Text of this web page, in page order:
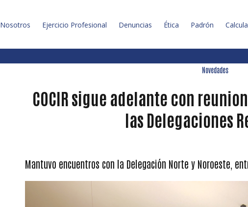
Nosotros Ejercicio Profesional Denuncias Ética Padrón
Novedades
COCIR sigue adelante con
las Delegaciones
Mantuvo encuentros con la Delegación Norte y Noroeste,